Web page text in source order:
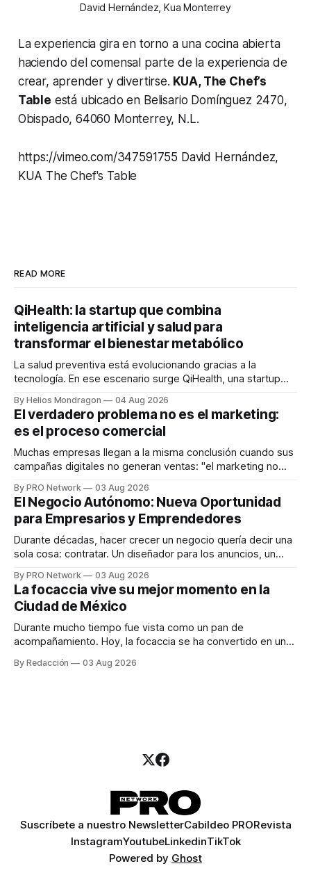
David Hernández, Kua Monterrey
La experiencia gira en torno a una cocina abierta
haciendo del comensal parte de la experiencia de
crear, aprender y divertirse. KUA, The Chef’s
Table está ubicado en Belisario Domínguez 2470,
Obispado, 64060 Monterrey, N.L.
https://vimeo.com/347591755 David Hernández,
KUA The Chef's Table
READ MORE
QiHealth: la startup que combina
inteligencia artificial y salud para
transformar el bienestar metabólico
La salud preventiva está evolucionando gracias a la
tecnología. En ese escenario surge QiHealth, una startup
dispositivos inteligentes, inteligencia artificial y monitoreo
en tiempo real para ayudar a las personas a tomar mejores
decisiones sobre su salud metabólica. Su propuesta busca
responder
By Helios Mondragon 04 Aug 2026
El verdadero problema no es el marketing:
es el proceso comercial
Muchas empresas llegan a la misma conclusión cuando sus
campañas digitales no generan ventas: "el marketing no
INTERIUS, el problema suele estar en otro lugar. Durante
una entrevista para el podcast SER PRO, el especialista en
marketing digital explicó que
By PRO Network 03 Aug 2026
El Negocio Autónomo: Nueva Oportunidad
para Empresarios y Emprendedores
Durante décadas, hacer crecer un negocio quería decir una
sola cosa: contratar. Un diseñador para los anuncios, un
para los textos, alguien que supiera de publicidad digital
para encontrar prospectos, un vendedor para atender
llamadas y mensajes, y —con suerte— una persona
By PRO Network 03 Aug 2026
La focaccia vive su mejor momento en la
Ciudad de México
Durante mucho tiempo fue vista como un pan de
acompañamiento. Hoy, la focaccia se ha convertido en uno
artesanal, ingredientes de calidad y experiencias que
By Redacción 03 Aug 2026
Suscríbete a nuestro NewsletterCabildeo PRORevista
InstagramYoutubeLinkedinTikTok
Powered by Ghost